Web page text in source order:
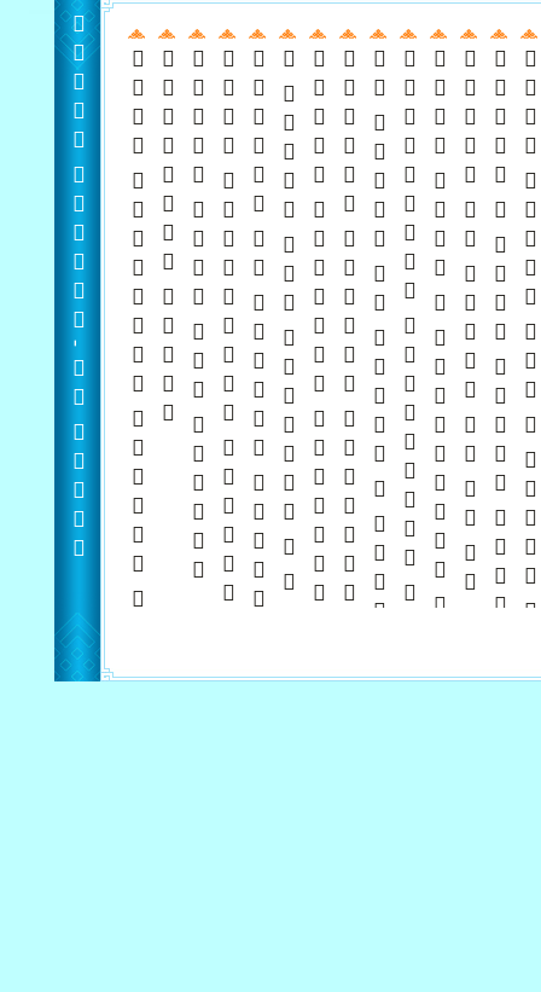
  -                                                                   